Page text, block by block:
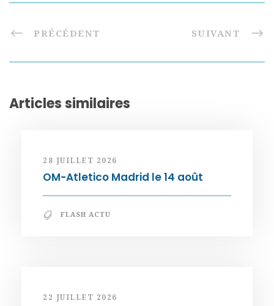
PRÉCÉDENT SUIVANT
Articles similaires
28 JUILLET 2026
OM-Atletico Madrid le 14 août
FLASH ACTU
22 JUILLET 2026